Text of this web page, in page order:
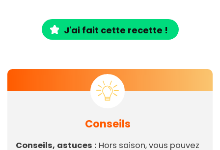
J'ai fait cette recette !
Conseils
Conseils, astuces : Hors saison, vous pouvez